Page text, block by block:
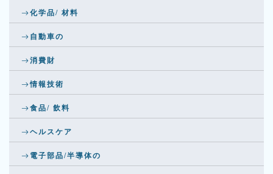
化学品/ 材料
自動車の
消費財
情報技術
食品/ 飲料
ヘルスケア
電子部品/半導体の